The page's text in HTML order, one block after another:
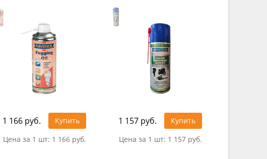
1 166 руб.
Купить
Цена за 1 шт: 1 166 руб.
1 157 руб.
Купить
Цена за 1 шт: 1 157 руб.